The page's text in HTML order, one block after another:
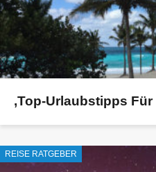
‚Top-Urlaubstipps Für
REISE RATGEBER